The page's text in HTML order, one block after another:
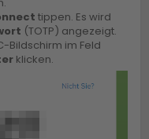
tippen. Es wird
(TOTP) angezeigt.
Bildschirm im Feld
klicken.